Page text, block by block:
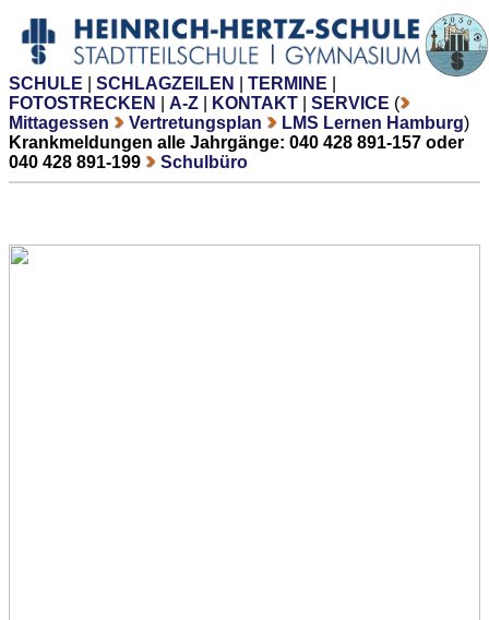
SCHULE SCHLAGZEILEN TERMINE
FOTOSTRECKEN
A-Z KONTAKT SERVICE (
Mittagessen
Vertretungsplan LMS Lernen Hamburg)
Krankmeldungen alle Jahrgänge: 040 428 891-157 oder
040 428 891-199
Schulbüro